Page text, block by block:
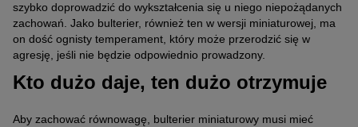
szybko doprowadzić do wykształcenia się u niego niepożądanych
zachowań. Jako bulterier, również ten w wersji miniaturowej, ma
on dość ognisty temperament, który może przerodzić się w
agresję, jeśli nie będzie odpowiednio prowadzony.
Kto dużo daje, ten dużo otrzymuje
Aby zachować równowagę, bulterier miniaturowy musi mieć